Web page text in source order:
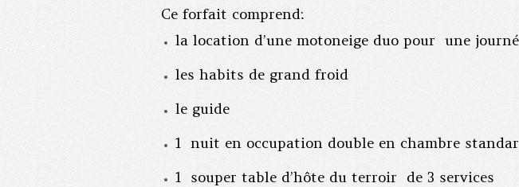
Ce forfait comprend:
la location d’une motoneige duo pour une
les habits de grand froid
le guide
1 nuit en occupation double en chambre
1 souper table d’hôte du terroir de 3 services